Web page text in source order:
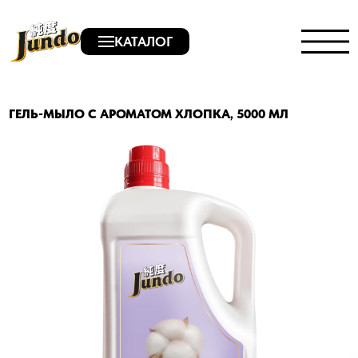
КАТАЛОГ
ГЕЛЬ-МЫЛО С АРОМАТОМ ХЛОПКА, 5000 МЛ